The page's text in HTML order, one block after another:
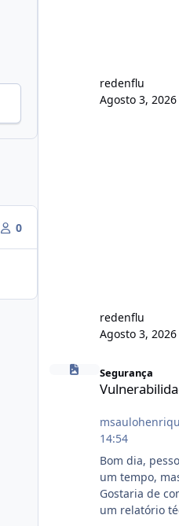
0
redenflu
Agosto 3,
redenflu
Agosto 3,
Vulnerabilidade no famoso
Segurança
14:54
Bom dia,
um tempo,
Gostaria de
um relatório